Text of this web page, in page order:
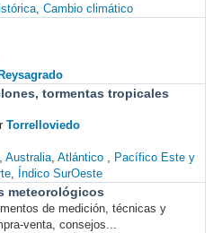
Cambio climático
Reysagrado
tormentas tropicales
Torrelloviedo
Australia Atlántico
Pacífico Este y
Índico SurOeste
meteorológicos
de medición, técnicas y
venta, consejos...